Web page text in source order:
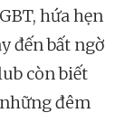
hứa hẹn
đến bất ngờ
còn biết
đêm